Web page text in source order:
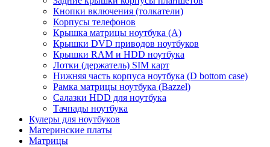
Кнопки включения (толкатели)
Корпусы телефонов
Крышка матрицы ноутбука (A)
Крышки DVD приводов ноутбуков
Крышки RAM и HDD ноутбука
Лотки (держатель) SIM карт
Нижняя часть корпуса ноутбука (D bottom case)
Рамка матрицы ноутбука (Bazzel)
Салазки HDD для ноутбука
Тачпады ноутбука
Кулеры для ноутбуков
Материнские платы
Матрицы